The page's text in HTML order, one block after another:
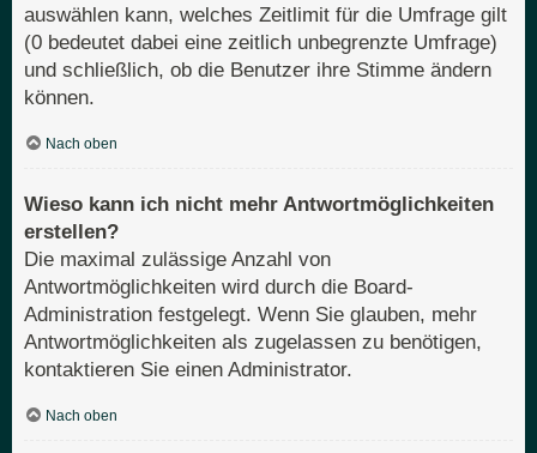
auswählen kann, welches Zeitlimit für die Umfrage gilt
(0 bedeutet dabei eine zeitlich unbegrenzte Umfrage)
und schließlich, ob die Benutzer ihre Stimme ändern
können.
Nach oben
Wieso kann ich nicht mehr Antwortmöglichkeiten
erstellen?
Die maximal zulässige Anzahl von
Antwortmöglichkeiten wird durch die Board-
Administration festgelegt. Wenn Sie glauben, mehr
Antwortmöglichkeiten als zugelassen zu benötigen,
kontaktieren Sie einen Administrator.
Nach oben